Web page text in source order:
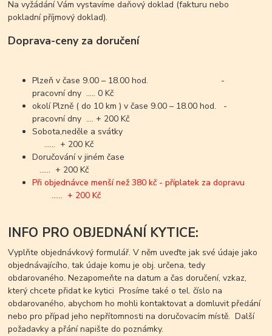
Na vyžádání Vám vystavíme daňový doklad (fakturu nebo
pokladní příjmový doklad).
Doprava-ceny za doručení
Plzeň v čase 9.00 – 18.00 hod. -
pracovní dny ..... 0 Kč
okolí Plzně ( do 10 km ) v čase 9.00 – 18.00 hod. -
pracovní dny .... + 200 Kč
Sobota,neděle a svátky
...... + 200 Kč
Doručování v jiném čase
...... + 200 Kč
Při objednávce menší než 380 kč - příplatek za dopravu
...... + 200 Kč
INFO PRO OBJEDNÁNÍ KYTICE:
Vyplňte objednávkový formulář. V něm uveďte jak své údaje jako
objednávajícího, tak údaje komu je obj. určena, tedy
obdarovaného. Nezapomeňte na datum a čas doručení, vzkaz,
který chcete přidat ke kytici Prosíme také o tel. číslo na
obdarovaného, abychom ho mohli kontaktovat a domluvit předání
nebo pro případ jeho nepřítomnosti na doručovacím místě. Další
požadavky a přání napište do poznámky.